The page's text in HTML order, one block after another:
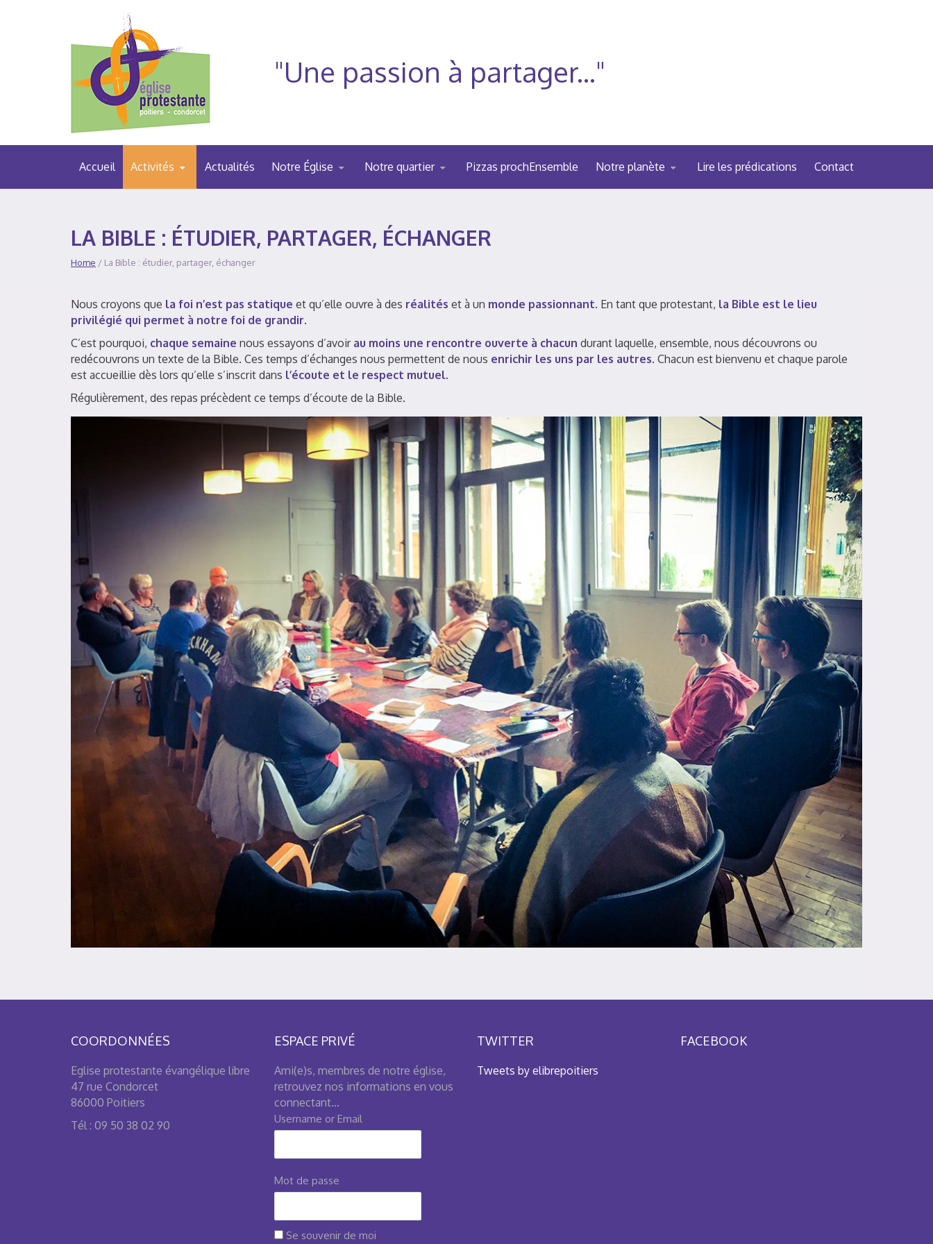
"Une passion à partager..."
Accueil Activités Actualités Notre Église Notre quartier Pizzas prochEnsemble Notre planète Lire les prédications Contact
LA BIBLE : ÉTUDIER, PARTAGER, ÉCHANGER
Home / La Bible : étudier, partager, échanger
Nous croyons que la foi n’est pas statique et qu’elle ouvre à des réalités et à un monde passionnant. En tant que protestant, la Bible est le lieu
privilégié qui permet à notre foi de grandir.
C’est pourquoi, chaque semaine nous essayons d’avoir au moins une rencontre ouverte à chacun durant laquelle, ensemble, nous découvrons ou
redécouvrons un texte de la Bible. Ces temps d’échanges nous permettent de nous enrichir les uns par les autres. Chacun est bienvenu et chaque parole
est accueillie dès lors qu’elle s’inscrit dans l’écoute et le respect mutuel.
Régulièrement, des repas précèdent ce temps d’écoute de la Bible.
COORDONNÉES
Eglise protestante évangélique libre
47 rue Condorcet
86000 Poitiers
Tél : 09 50 38 02 90
ESPACE PRIVÉ
Ami(e)s, membres de notre église,
retrouvez nos informations en vous
connectant...
Username or Email
Mot de passe
Se souvenir de moi
TWITTER
Tweets by elibrepoitiers
FACEBOOK